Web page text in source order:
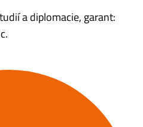
a diplomacie, garant: